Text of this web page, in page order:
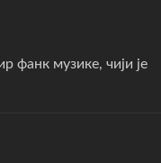
фанк музике, чији је